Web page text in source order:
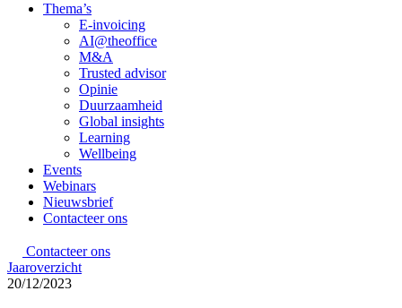
Thema’s
E-invoicing
AI@theoffice
M&A
Trusted advisor
Opinie
Duurzaamheid
Global insights
Learning
Wellbeing
Events
Webinars
Nieuwsbrief
Contacteer ons
Contacteer ons
Jaaroverzicht
20/12/2023